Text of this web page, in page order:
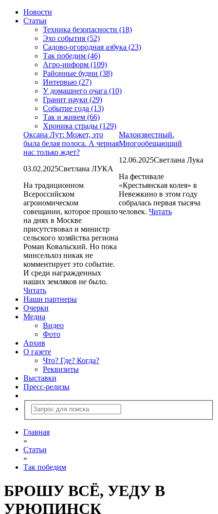
Новости
Статьи
Техника безопасности (18)
Эхо события (52)
Садово-огородная азбука (23)
Так победим (46)
Агро-информ (109)
Районные будни (38)
Интервью (27)
У домашнего очага (10)
Гранит науки (29)
Событие года (13)
Так и живем (66)
Хроника страды (129)
Малоизвестный.
Многообещающий
12.06.2025Светлана Лука
На фестивале
«Крестьянская колея» в
Невежкино в этом году
собралась первая тысяча
человек. Читать
Оксана Лут: Может, это
была белая полоса. А черная
нас только ждет?
03.02.2025Светлана ЛУКА
На традиционном
Всероссийском
агрономическом
совещании, которое прошло
на днях в Москве
присутствовал и министр
сельского хозяйства региона
Роман Ковальский. Но пока
минсельхоз никак не
комментирует это событие.
И среди награжденных
наших земляков не было.
Читать
Наши партнеры
Очерки
Медиа
Видео
Фото
Архив
О газете
Что? Где? Когда?
Реквизиты
Выставки
Пресс-релизы
Главная
»
Статьи
»
Так победим
БРОШУ ВСЁ, УЕДУ В
УРЮПИНСК